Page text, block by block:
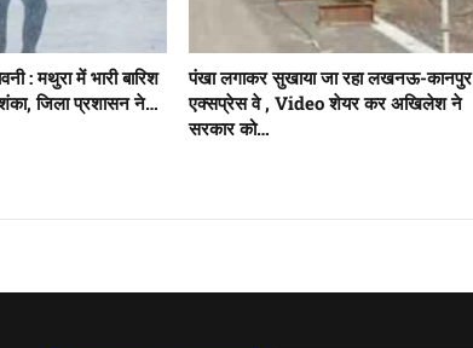
: मथुरा में भारी बारिश
जिला प्रशासन ने…
पंखा लगाकर सुखाया जा रहा लखनऊ-कानपुर
एक्सप्रेस वे , Video शेयर कर अखिलेश ने
सरकार को…